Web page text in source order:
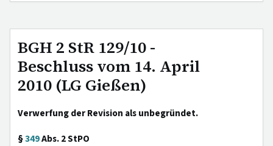
BGH 2 StR 129/10 -
Beschluss vom 14. April
2010 (LG Gießen)
Verwerfung der Revision als unbegründet.
§349Abs. 2 StPO